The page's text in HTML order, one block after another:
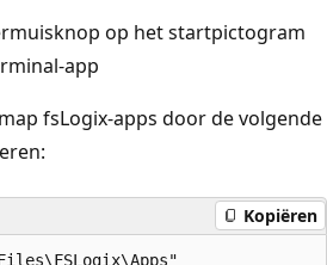
op het startpictogram
app
fsLogix-apps door de volgende
Kopiëren